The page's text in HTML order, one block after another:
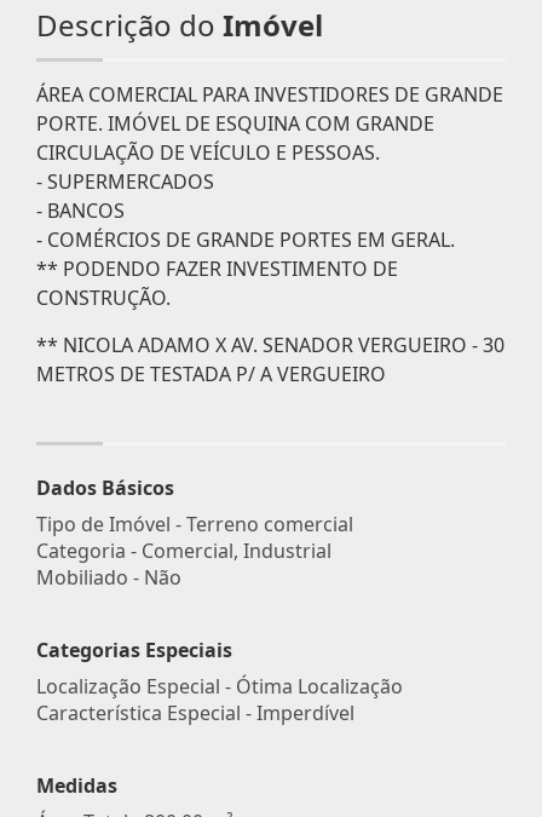
Descrição do Imóvel
ÁREA COMERCIAL PARA INVESTIDORES DE GRANDE
PORTE. IMÓVEL DE ESQUINA COM GRANDE
CIRCULAÇÃO DE VEÍCULO E PESSOAS.
- SUPERMERCADOS
- BANCOS
- COMÉRCIOS DE GRANDE PORTES EM GERAL.
** PODENDO FAZER INVESTIMENTO DE
CONSTRUÇÃO.
** NICOLA ADAMO X AV. SENADOR VERGUEIRO - 30
METROS DE TESTADA P/ A VERGUEIRO
Dados Básicos
Tipo de Imóvel - Terreno comercial
Categoria - Comercial, Industrial
Mobiliado - Não
Categorias Especiais
Localização Especial - Ótima Localização
Característica Especial - Imperdível
Medidas